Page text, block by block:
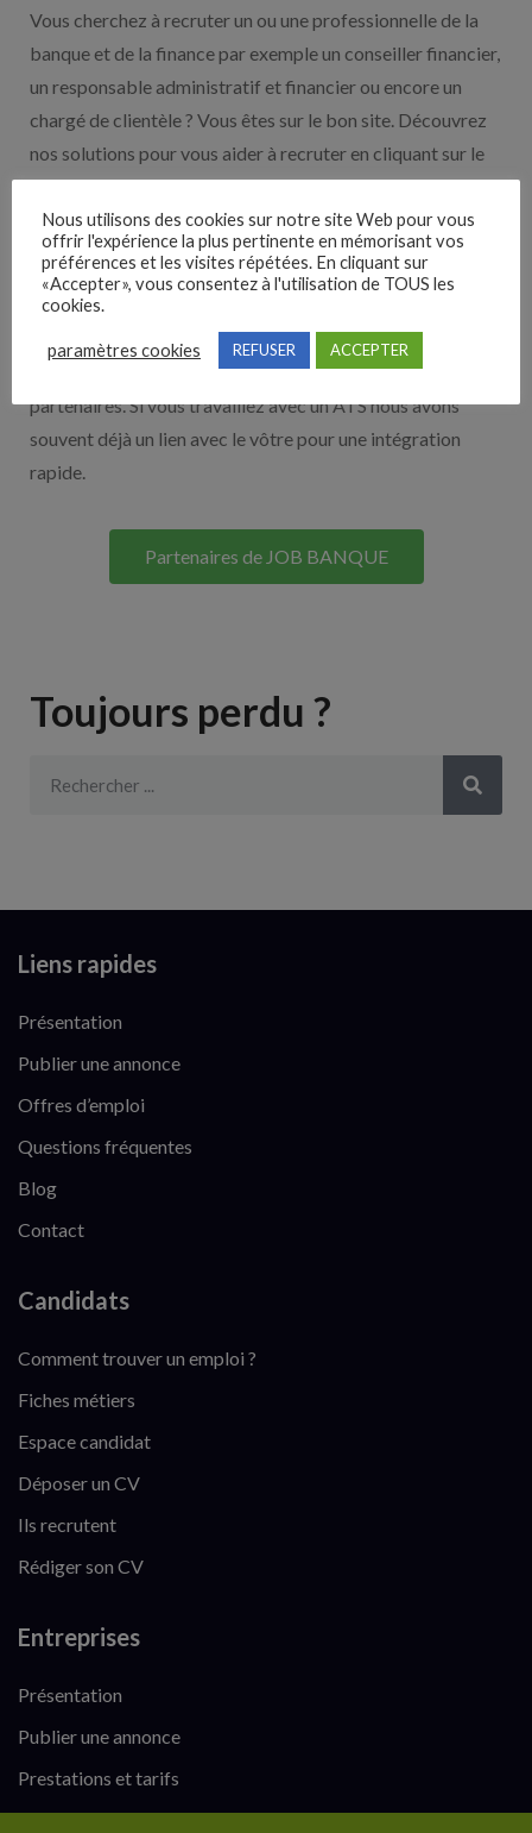
Vous cherchez à recruter un ou une professionnelle de la
banque et de la finance par exemple un conseiller financier,
un responsable administratif et financier ou encore un
chargé de clientèle ? Vous êtes sur le bon site. Découvrez
nos solutions pour vous aider à recruter en cliquant sur le
bouton ci-dessous.
Nos solutions entreprises
Découvrez nos partenaires ! Moteurs de recherches,
multidiffuseurs, sites payant… nombreux sont nos
partenaires. Si vous travaillez avec un ATS nous avons
souvent déjà un lien avec le vôtre pour une intégration
rapide.
Partenaires de JOB BANQUE
Toujours perdu ?
Liens rapides
Présentation
Publier une annonce
Offres d’emploi
Questions fréquentes
Blog
Contact
Candidats
Comment trouver un emploi ?
Fiches métiers
Espace candidat
Déposer un CV
Ils recrutent
Rédiger son CV
Entreprises
Présentation
Publier une annonce
Prestations et tarifs
Nous utilisons des cookies sur notre site Web pour vous
offrir l'expérience la plus pertinente en mémorisant vos
préférences et les visites répétées. En cliquant sur
«Accepter», vous consentez à l'utilisation de TOUS les
cookies.
paramètres cookies REFUSER ACCEPTER